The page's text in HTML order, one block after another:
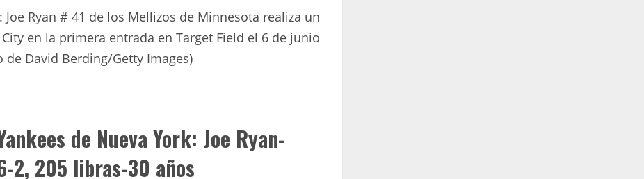
Joe Ryan # 41 de los Mellizos de Minnesota realiza un
en la primera entrada en Target Field el 6 de junio
David Berding/Getty Images)
de Nueva York: Joe Ryan-
2, 205 libras-30 años